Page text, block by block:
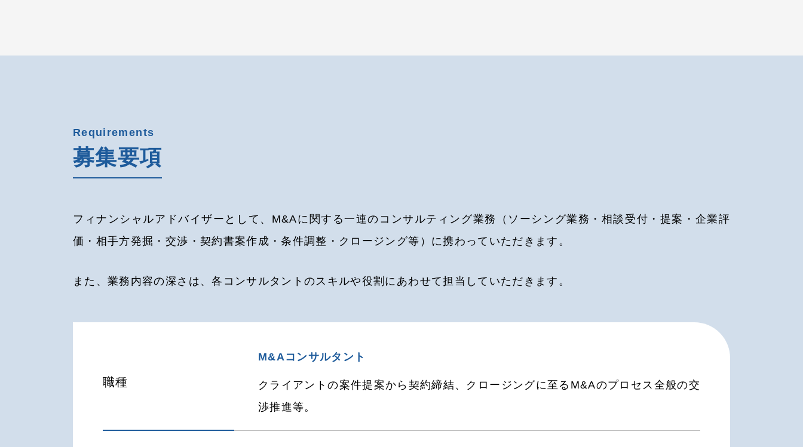
Requirements
募集要項
フィナンシャルアドバイザーとして、M&Aに関する一連のコンサルティング業務（ソーシング業務・相談受付・提案・企業評
価・相手方発掘・交渉・契約書案作成・条件調整・クロージング等）に携わっていただきます。
また、業務内容の深さは、各コンサルタントのスキルや役割にあわせて担当していただきます。
職種
M&Aコンサルタント
クライアントの案件提案から契約締結、クロージングに至るM&Aのプロセス全般の交
渉推進等。